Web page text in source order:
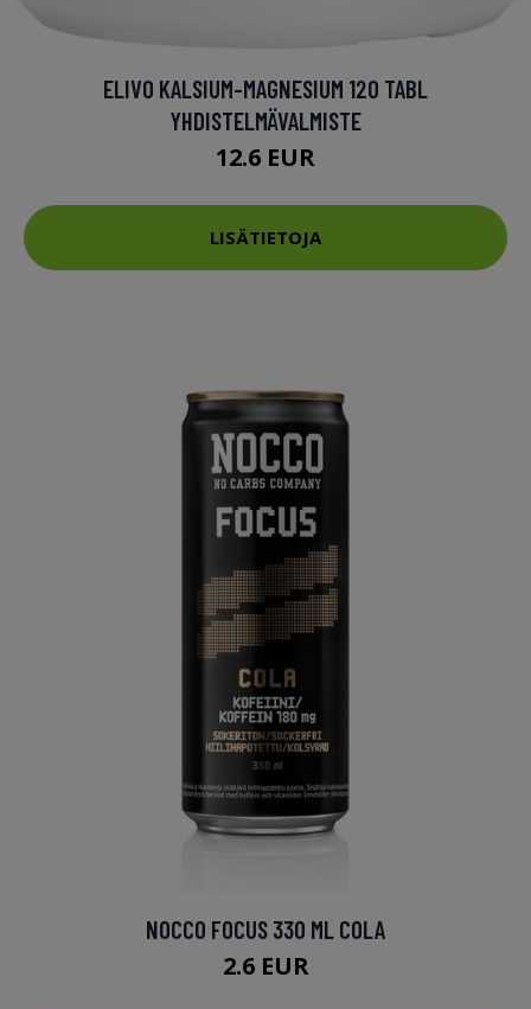
ELIVO KALSIUM-MAGNESIUM 120 TABL
YHDISTELMÄVALMISTE
12.6 EUR
LISÄTIETOJA
NOCCO FOCUS 330 ML COLA
2.6 EUR